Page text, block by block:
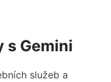
s Gemini
služeb a